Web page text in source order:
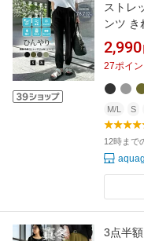
ストレ
ンツ き
接触冷
ンツ 夏
便配送
2,990
27ポイン
M/L S
12時まで
3点半